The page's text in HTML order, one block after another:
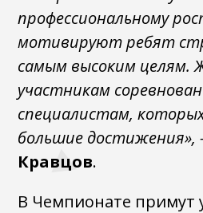
профессиональному
мотивируют ребят
самым высоким целям.
участникам
специалистам,
большие достижения»,
Кравцов.
В Чемпионате примут